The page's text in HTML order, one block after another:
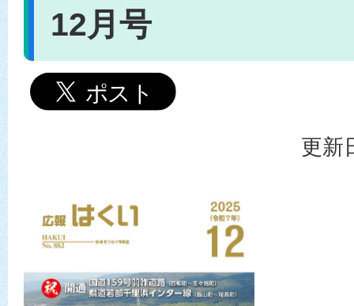
12月号
更新